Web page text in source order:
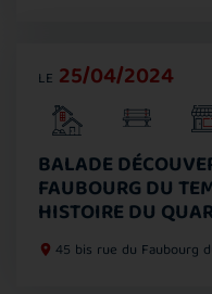
LE 25/04/2024
BALADE
FAUBOURG DU
HISTOIRE DU
45 bis rue du Faubourg